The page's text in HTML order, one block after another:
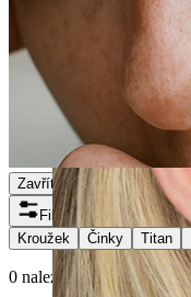
Filtry
Kroužek
Činky Titan
0 nalezených položek